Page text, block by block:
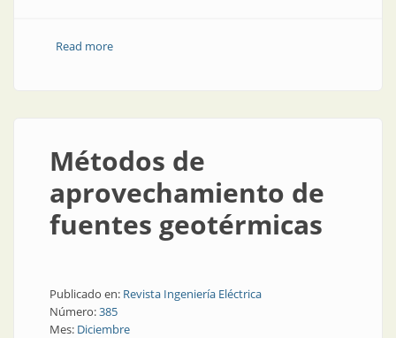
Read moreabout En esta edición
Métodos de
aprovechamiento de
fuentes geotérmicas
Publicado en: Revista Ingeniería Eléctrica
Número:385
Mes: Diciembre